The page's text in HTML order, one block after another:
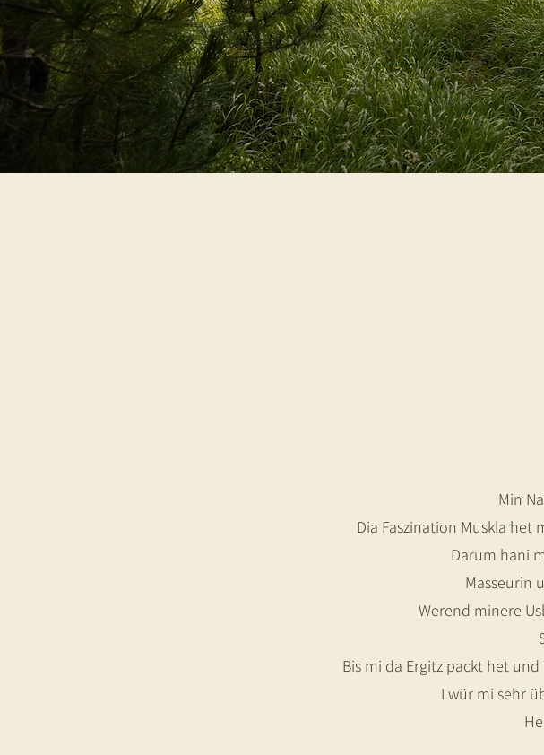
Min
Dia Faszination Muskla
Darum hani
Masseurin
Werend minere
Bis mi da Ergitz packt het
I wür mi sehr